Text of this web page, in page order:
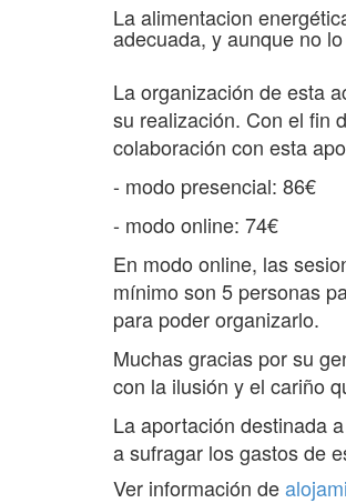
La alimentacion
adecuada, y aunque no
La organización de esta
su realización. Con el fin
colaboración con esta
- modo presencial: 86€
- modo online: 74€
En modo online, las
mínimo son 5 personas
para poder organizarlo.
Muchas gracias por su
con la ilusión y el cariño
La aportación destinada
a sufragar los gastos de
Ver información de